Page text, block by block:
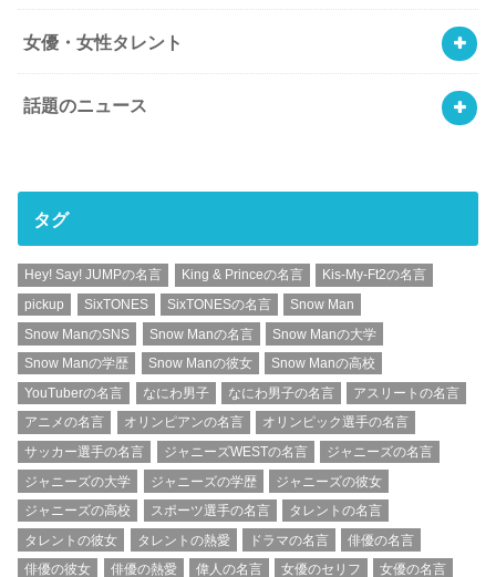
女優・女性タレント
話題のニュース
タグ
Hey! Say! JUMPの名言 King & Princeの名言
Kis-My-Ft2の名言
pickup
SixTONES SixTONESの名言
Snow Man
Snow ManのSNS
Snow Manの名言
Snow Manの大学
Snow Manの学歴
Snow Manの彼女
Snow Manの高校
YouTuberの名言
なにわ男子 なにわ男子の名言
アスリートの名言
アニメの名言
オリンピアンの名言
オリンピック選手の名言
サッカー選手の名言
ジャニーズWESTの名言
ジャニーズの名言
ジャニーズの大学
ジャニーズの学歴
ジャニーズの彼女
ジャニーズの高校
スポーツ選手の名言
タレントの名言
タレントの彼女
タレントの熱愛 ドラマの名言
俳優の名言
俳優の彼女
俳優の熱愛 偉人の名言 女優のセリフ 女優の名言